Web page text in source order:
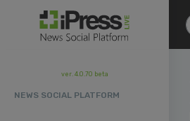
ver. 4.0.70 beta
NEWS SOCIAL PLATFORM